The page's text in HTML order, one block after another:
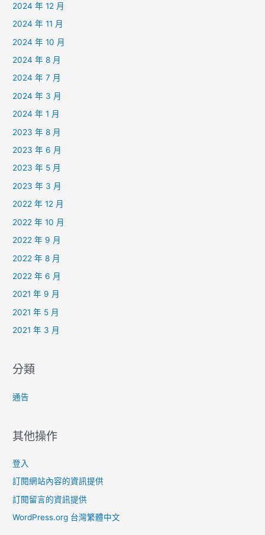
2024 年 12 月
2024 年 11 月
2024 年 10 月
2024 年 8 月
2024 年 7 月
2024 年 3 月
2024 年 1 月
2023 年 8 月
2023 年 6 月
2023 年 5 月
2023 年 3 月
2022 年 12 月
2022 年 10 月
2022 年 9 月
2022 年 8 月
2022 年 6 月
2021 年 9 月
2021 年 5 月
2021 年 3 月
分類
通告
其他操作
登入
訂閱網站內容的資訊提供
訂閱留言的資訊提供
WordPress.org 台灣繁體中文